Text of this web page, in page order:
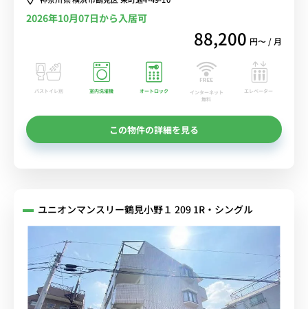
2026年10月07日から入居可
88,200 円〜 / 月
バストイレ別 室内洗濯機 オートロック
インターネット
無料
エレベーター
この物件の詳細を見る
ユニオンマンスリー鶴見小野１ 209 1R・シングル